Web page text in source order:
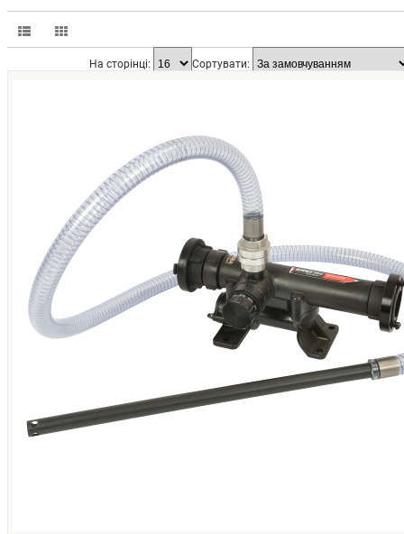
Сортувати:
На сторінці: